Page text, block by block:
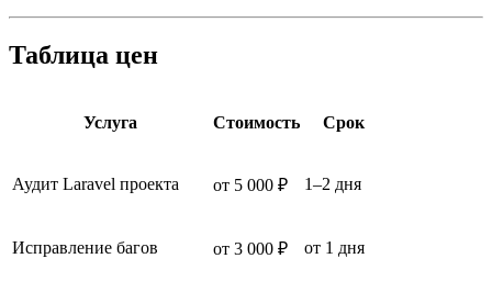
Таблица цен
Услуга Стоимость Срок
Аудит Laravel проекта от 5 000 ₽ 1–2 дня
Исправление багов от 3 000 ₽ от 1 дня